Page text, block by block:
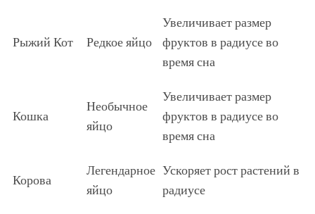
Рыжий Кот Редкое яйцо
Увеличивает размер
фруктов в радиусе во
время сна
Кошка
Необычное
яйцо
Увеличивает размер
фруктов в радиусе во
время сна
Корова
Легендарное
яйцо
Ускоряет рост растений в
радиусе